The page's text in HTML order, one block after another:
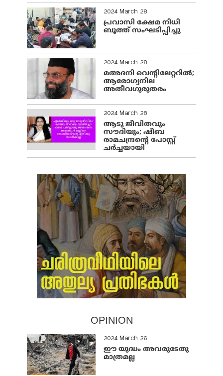
2024 March 28
പ്രവാസി ക്ഷേമ നിധി
ബൂത്ത് സംഘടിപ്പിച്ചു
2024 March 28
മഅദനി വെന്റിലേറ്ററിൽ;
ആരോഗ്യനില
അതീവഗുരുതരം
2024 March 28
ആടു ജീവിതവും
സൗദിയും; ഷീബ
രാമചന്ദ്രന്റെ പോസ്റ്റ്
ചര്‍ച്ചയായി
OPINION
2024 March 26
ഈ യുദ്ധം അവരുടേതു
മാത്രമല്ല